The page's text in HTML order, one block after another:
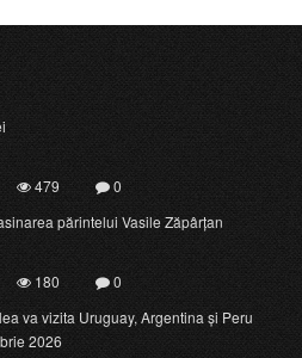
479
0
părintelui Vasile Zăpârțan
180
0
va vizita Uruguay, Argentina și Peru
2026